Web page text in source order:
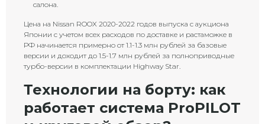
салона.
Цена на Nissan ROOX 2020-2022 годов выпуска с аукциона
Японии с учетом всех расходов по доставке и растаможке в
РФ начинается примерно от 1.1-1.3 млн рублей за базовые
версии и доходит до 1.5-1.7 млн рублей за полноприводные
турбо-версии в комплектации Highway Star.
Технологии на борту: как
работает система ProPILOT